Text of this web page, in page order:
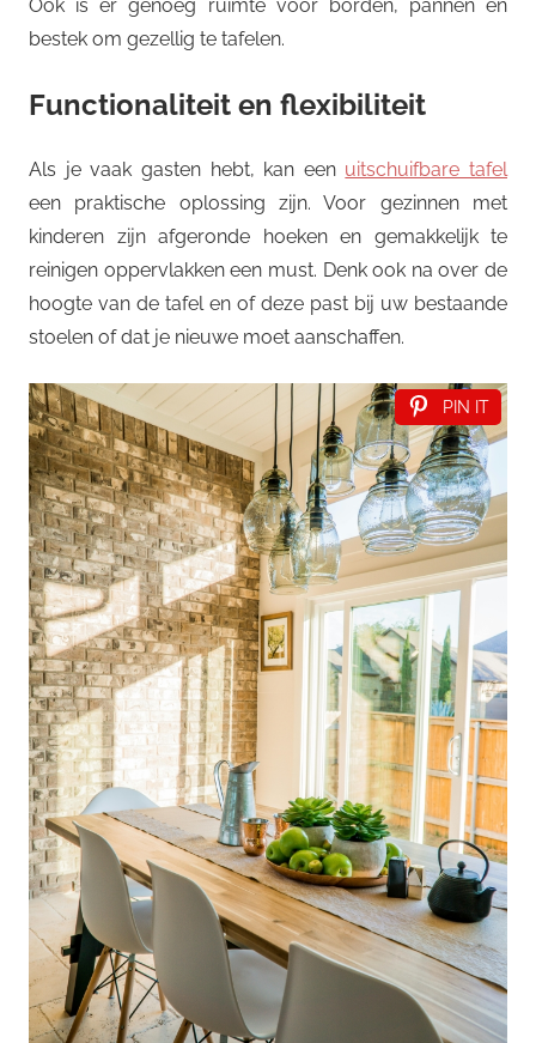
Ook is er genoeg ruimte voor borden, pannen en
bestek om gezellig te tafelen.
Functionaliteit en flexibiliteit
Als je vaak gasten hebt, kan een uitschuifbare tafel
een praktische oplossing zijn. Voor gezinnen met
kinderen zijn afgeronde hoeken en gemakkelijk te
reinigen oppervlakken een must. Denk ook na over de
hoogte van de tafel en of deze past bij uw bestaande
stoelen of dat je nieuwe moet aanschaffen.
PIN IT